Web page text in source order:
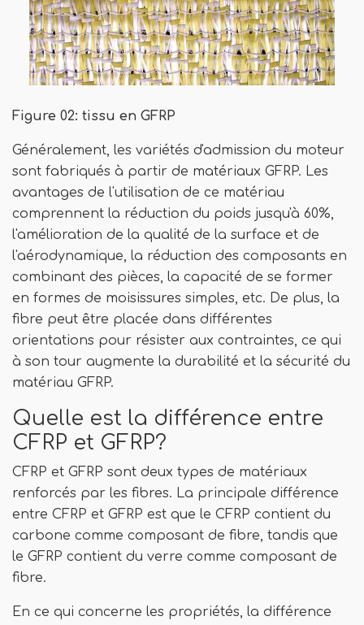
Figure 02: tissu en GFRP
Généralement, les variétés d'admission du moteur
sont fabriqués à partir de matériaux GFRP. Les
avantages de l'utilisation de ce matériau
comprennent la réduction du poids jusqu'à 60%,
l'amélioration de la qualité de la surface et de
l'aérodynamique, la réduction des composants en
combinant des pièces, la capacité de se former
en formes de moisissures simples, etc. De plus, la
fibre peut être placée dans différentes
orientations pour résister aux contraintes, ce qui
à son tour augmente la durabilité et la sécurité du
matériau GFRP.
Quelle est la différence entre
CFRP et GFRP?
CFRP et GFRP sont deux types de matériaux
renforcés par les fibres. La principale différence
entre CFRP et GFRP est que le CFRP contient du
carbone comme composant de fibre, tandis que
le GFRP contient du verre comme composant de
fibre.
En ce qui concerne les propriétés, la différence